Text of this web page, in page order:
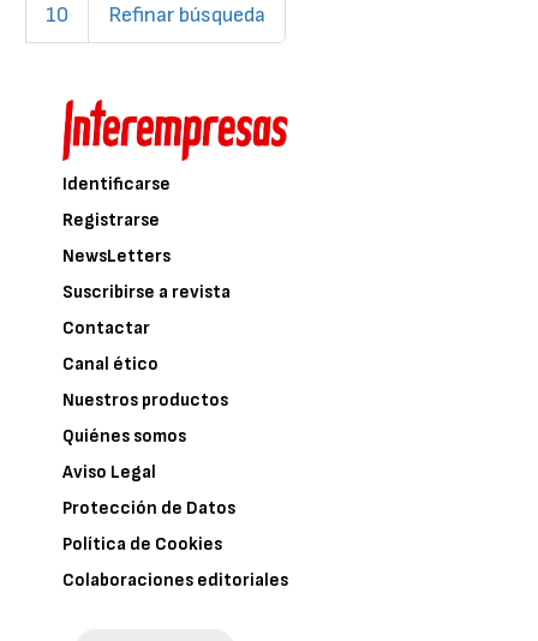
10 Refinar búsqueda
Identificarse
Registrarse
NewsLetters
Suscribirse a revista
Contactar
Canal ético
Nuestros productos
Quiénes somos
Aviso Legal
Protección de Datos
Política de Cookies
Colaboraciones editoriales